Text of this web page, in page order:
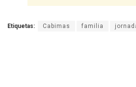
Etiquetas: Cabimas familia